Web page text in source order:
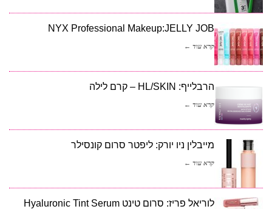
NYX Professional Makeup:JELLY JOB
קרא עוד ←
הרבלייף: HL/SKIN – קרם לילה
קרא עוד ←
מייבלין ניו יורק: ליפטר סרום קונסילר
קרא עוד ←
לוריאל פריז: סרום טינט Hyaluronic Tint Serum